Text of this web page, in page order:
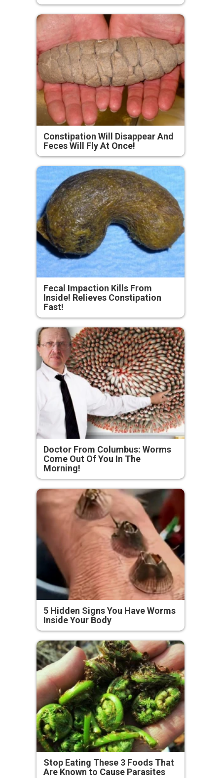
Constipation Will Disappear And
Feces Will Fly At Once!
Fecal Impaction Kills From
Inside! Relieves Constipation
Fast!
Doctor From Columbus: Worms
Come Out Of You In The
Morning!
5 Hidden Signs You Have Worms
Inside Your Body
Stop Eating These 3 Foods That
Are Known to Cause Parasites